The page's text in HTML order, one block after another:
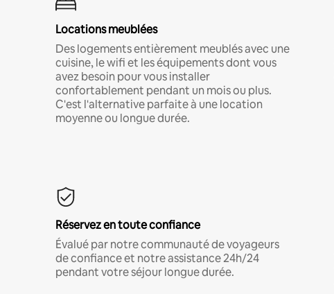
Locations meublées
Des logements entièrement meublés avec une
cuisine, le wifi et les équipements dont vous
avez besoin pour vous installer
confortablement pendant un mois ou plus.
C'est l'alternative parfaite à une location
moyenne ou longue durée.
Réservez en toute confiance
Évalué par notre communauté de voyageurs
de confiance et notre assistance 24h/24
pendant votre séjour longue durée.